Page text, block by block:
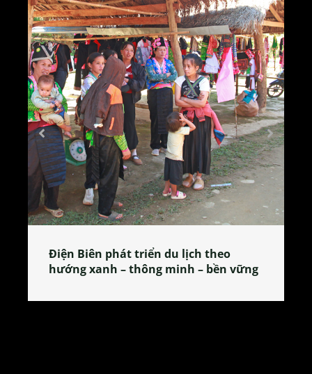
Làng làm bánh tẻ Phú Nhi – nơi lan
tỏa đặc sản xứ Đoài